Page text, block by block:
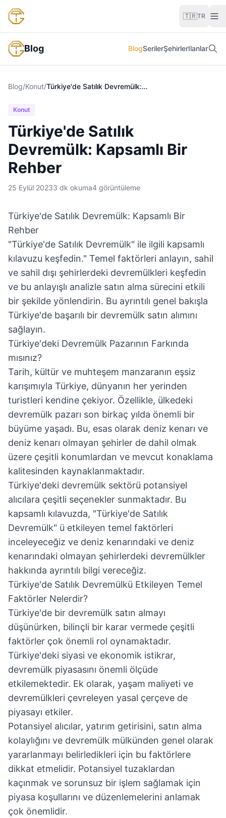
İçeriğe atla
🇹🇷TR
Blog BlogSerilerŞehirlerIlanlar
Blog/Konut/ Türkiye'de Satılık Devremülk: Kapsamlı Bir Rehber
Konut
Türkiye'de Satılık
Devremülk: Kapsamlı Bir
Rehber
25 Eylül 20233 dk okuma4 görüntüleme
Türkiye'de Satılık Devremülk: Kapsamlı Bir
Rehber
"Türkiye'de Satılık Devremülk" ile ilgili kapsamlı
kılavuzu keşfedin." Temel faktörleri anlayın, sahil
ve sahil dışı şehirlerdeki devremülkleri keşfedin
ve bu anlayışlı analizle satın alma sürecini etkili
bir şekilde yönlendirin. Bu ayrıntılı genel bakışla
Türkiye'de başarılı bir devremülk satın alımını
sağlayın.
Türkiye'deki Devremülk Pazarının Farkında
mısınız?
Tarih, kültür ve muhteşem manzaranın eşsiz
karışımıyla Türkiye, dünyanın her yerinden
turistleri kendine çekiyor. Özellikle, ülkedeki
devremülk pazarı son birkaç yılda önemli bir
büyüme yaşadı. Bu, esas olarak deniz kenarı ve
deniz kenarı olmayan şehirler de dahil olmak
üzere çeşitli konumlardan ve mevcut konaklama
kalitesinden kaynaklanmaktadır.
Türkiye'deki devremülk sektörü potansiyel
alıcılara çeşitli seçenekler sunmaktadır. Bu
kapsamlı kılavuzda, "Türkiye'de Satılık
Devremülk" ü etkileyen temel faktörleri
inceleyeceğiz ve deniz kenarındaki ve deniz
kenarındaki olmayan şehirlerdeki devremülkler
hakkında ayrıntılı bilgi vereceğiz.
Türkiye'de Satılık Devremülkü Etkileyen Temel
Faktörler Nelerdir?
Türkiye'de bir devremülk satın almayı
düşünürken, bilinçli bir karar vermede çeşitli
faktörler çok önemli rol oynamaktadır.
Türkiye'deki siyasi ve ekonomik istikrar,
devremülk piyasasını önemli ölçüde
etkilemektedir. Ek olarak, yaşam maliyeti ve
devremülkleri çevreleyen yasal çerçeve de
piyasayı etkiler.
Potansiyel alıcılar, yatırım getirisini, satın alma
kolaylığını ve devremülk mülkünden genel olarak
yararlanmayı belirledikleri için bu faktörlere
dikkat etmelidir. Potansiyel tuzaklardan
kaçınmak ve sorunsuz bir işlem sağlamak için
piyasa koşullarını ve düzenlemelerini anlamak
çok önemlidir.